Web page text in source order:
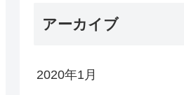
アーカイブ
2020年1月